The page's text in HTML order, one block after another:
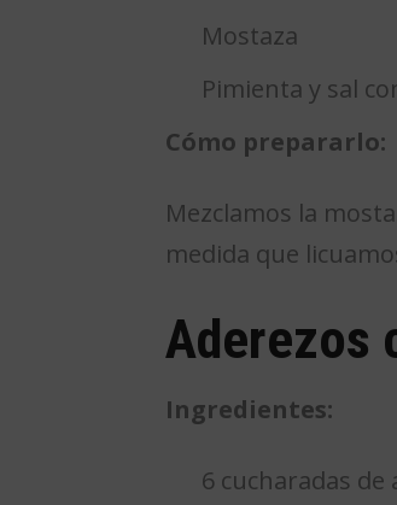
Mostaza
Pimienta y sal
Cómo prepararlo:
Mezclamos la
medida que
Aderezos
Ingredientes:
6 cucharadas de